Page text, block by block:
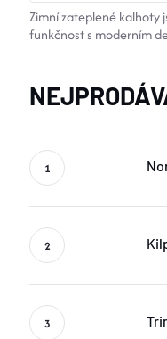
​Zimní zateplené kalhoty
funkčnost s moderním